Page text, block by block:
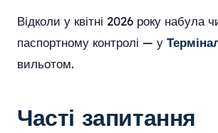
Відколи у квітні 2026 року
паспортному контролі — у
вильотом.
Часті запитання